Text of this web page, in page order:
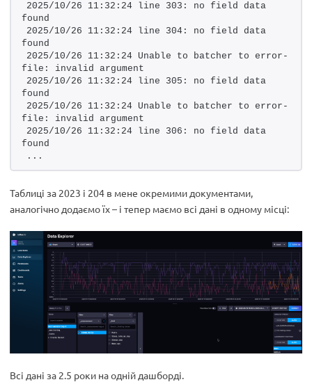
2025/10/26 11:32:24 line 303: no field data
found
2025/10/26 11:32:24 line 304: no field data
found
2025/10/26 11:32:24 Unable to batcher to error-
file: invalid argument
2025/10/26 11:32:24 line 305: no field data
found
2025/10/26 11:32:24 Unable to batcher to error-
file: invalid argument
2025/10/26 11:32:24 line 306: no field data
found
...
Таблиці за 2023 і 204 в мене окремими документами,
аналогічно додаємо їх – і тепер маємо всі дані в одному місці:
Всі дані за 2.5 роки на одній дашборді.